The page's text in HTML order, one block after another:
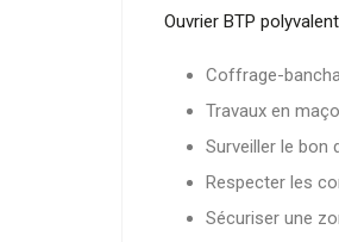
Ouvrier BTP polyvalent
Coffrage-
Travaux en
Surveiller le bon
Respecter les
Sécuriser une